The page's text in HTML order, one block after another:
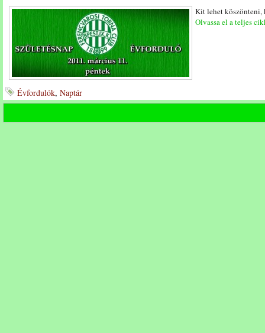
Kit lehet köszönteni,
Olvassa el a teljes
Évfordulók, Naptár